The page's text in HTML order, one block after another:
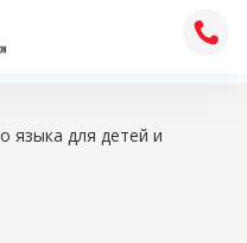
языка для детей и